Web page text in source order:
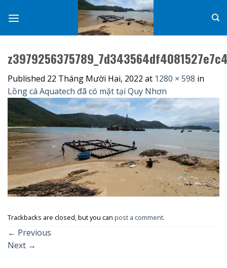
Published 22 Tháng Mười Hai, 2022 at 1280 × 598 in
Lồng cá Aquatech đã có mặt tại Quy Nhơn
Trackbacks are closed, but you can post a comment.
← Previous
Next →